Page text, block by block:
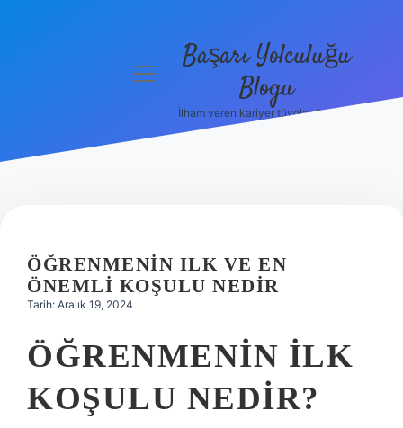
Hakkımızda
menüyüBaşarı Yolculuğu
Blogu
İlham veren kariyer tüyoları burada!
ÖĞRENMENIN ILK VE EN
ÖNEMLI KOŞULU NEDIR
Tarih: Aralık 19, 2024
ÖĞRENMENIN ILK
KOŞULU NEDIR?